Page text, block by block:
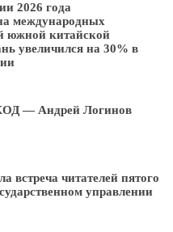
2026 года
международных
южной китайской
увеличился на 30% в
— Андрей Логинов
встреча читателей пятого
управлении